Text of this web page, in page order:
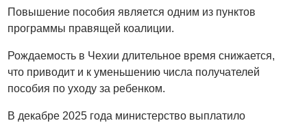
Повышение пособия является одним из пунктов
программы правящей коалиции.
Рождаемость в Чехии длительное время снижается,
что приводит и к уменьшению числа получателей
пособия по уходу за ребенком.
В декабре 2025 года министерство выплатило